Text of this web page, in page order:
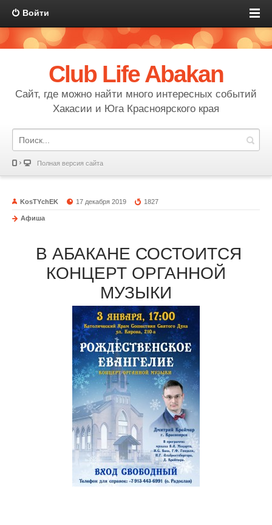
Войти
Club Life Abakan
Сайт, где можно найти много интересных событий
Хакасии и Юга Красноярского края
Полная версия сайта
KosTYchEK 17 декабря 2019 1827
Афиша
В АБАКАНЕ СОСТОИТСЯ
КОНЦЕРТ ОРГАННОЙ
МУЗЫКИ